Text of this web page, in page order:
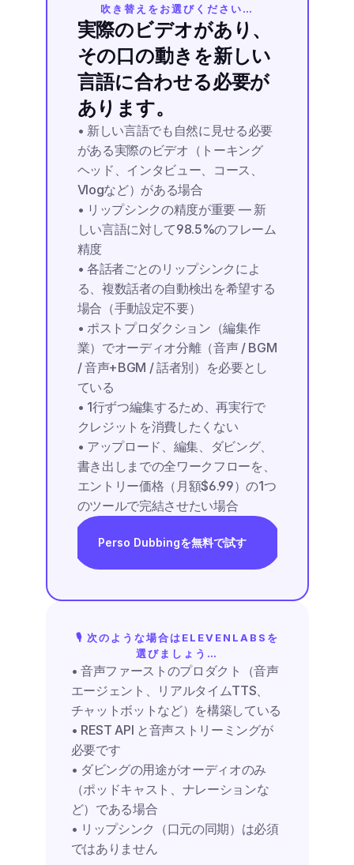
吹き替えをお選びください…
実際のビデオがあり、
その口の動きを新しい
言語に合わせる必要が
あります。
• 新しい言語でも自然に見せる必要
がある実際のビデオ（トーキング
ヘッド、インタビュー、コース、
Vlogなど）がある場合
• リップシンクの精度が重要 — 新
しい言語に対して98.5%のフレーム
精度
• 各話者ごとのリップシンクによ
る、複数話者の自動検出を希望する
場合（手動設定不要）
• ポストプロダクション（編集作
業）でオーディオ分離（音声 / BGM
/ 音声+BGM / 話者別）を必要とし
ている
• 1行ずつ編集するため、再実行で
クレジットを消費したくない
• アップロード、編集、ダビング、
書き出しまでの全ワークフローを、
エントリー価格（月額$6.99）の1つ
のツールで完結させたい場合
Perso Dubbingを無料で試す
🎙️ 次のような場合はELEVENLABSを
選びましょう…
• 音声ファーストのプロダクト（音声
エージェント、リアルタイムTTS、
チャットボットなど）を構築している
• REST API と音声ストリーミングが
必要です
• ダビングの用途がオーディオのみ
（ポッドキャスト、ナレーションな
ど）である場合
• リップシンク（口元の同期）は必須
ではありません